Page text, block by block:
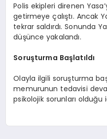
Polis ekipleri direnen
getirmeye çalıştı. Ancak
tekrar saldırdı. Sonunda
düşünce yakalandı.
Soruşturma Başlatıldı
Olayla ilgili soruşturma
memurunun tedavisi
psikolojik sorunları olduğu